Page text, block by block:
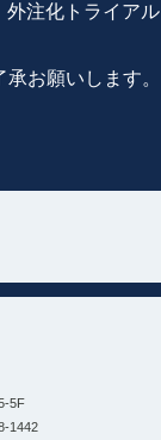
注化トライアル
お願いします。
5F
1442